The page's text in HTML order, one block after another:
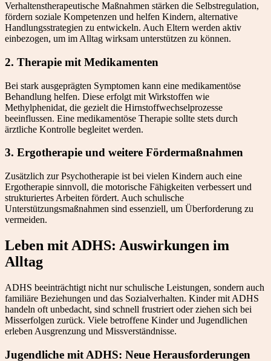
Verhaltenstherapeutische Maßnahmen stärken die Selbstregulation,
fördern soziale Kompetenzen und helfen Kindern, alternative
Handlungsstrategien zu entwickeln. Auch Eltern werden aktiv
einbezogen, um im Alltag wirksam unterstützen zu können.
2. Therapie mit Medikamenten
Bei stark ausgeprägten Symptomen kann eine medikamentöse
Behandlung helfen. Diese erfolgt mit Wirkstoffen wie
Methylphenidat, die gezielt die Hirnstoffwechselprozesse
beeinflussen. Eine medikamentöse Therapie sollte stets durch
ärztliche Kontrolle begleitet werden.
3. Ergotherapie und weitere Fördermaßnahmen
Zusätzlich zur Psychotherapie ist bei vielen Kindern auch eine
Ergotherapie sinnvoll, die motorische Fähigkeiten verbessert und
strukturiertes Arbeiten fördert. Auch schulische
Unterstützungsmaßnahmen sind essenziell, um Überforderung zu
vermeiden.
Leben mit ADHS: Auswirkungen im
Alltag
ADHS beeinträchtigt nicht nur schulische Leistungen, sondern auch
familiäre Beziehungen und das Sozialverhalten. Kinder mit ADHS
handeln oft unbedacht, sind schnell frustriert oder ziehen sich bei
Misserfolgen zurück. Viele betroffene Kinder und Jugendlichen
erleben Ausgrenzung und Missverständnisse.
Jugendliche mit ADHS: Neue Herausforderungen